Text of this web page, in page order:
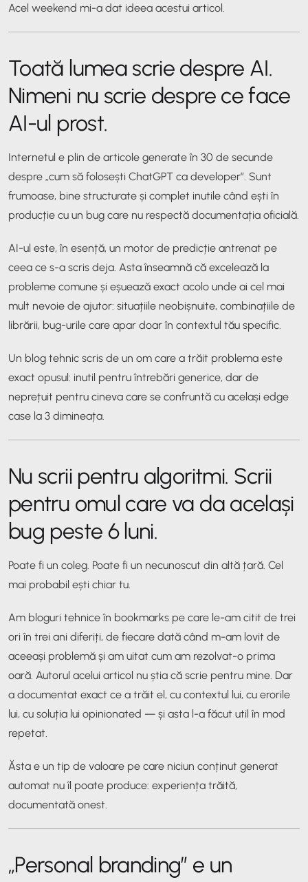
Acel weekend mi-a dat ideea acestui articol.
Toată lumea scrie despre AI.
Nimeni nu scrie despre ce face
AI-ul prost.
Internetul e plin de articole generate în 30 de secunde
despre „cum să folosești ChatGPT ca developer”. Sunt
frumoase, bine structurate și complet inutile când ești în
producție cu un bug care nu respectă documentația oficială.
AI-ul este, în esență, un motor de predicție antrenat pe
ceea ce s-a scris deja. Asta înseamnă că excelează la
probleme comune și eșuează exact acolo unde ai cel mai
mult nevoie de ajutor: situațiile neobișnuite, combinațiile de
librării, bug-urile care apar doar în contextul tău specific.
Un blog tehnic scris de un om care a trăit problema este
exact opusul: inutil pentru întrebări generice, dar de
neprețuit pentru cineva care se confruntă cu același edge
case la 3 dimineața.
Nu scrii pentru algoritmi. Scrii
pentru omul care va da același
bug peste 6 luni.
Poate fi un coleg. Poate fi un necunoscut din altă țară. Cel
mai probabil ești chiar tu.
Am bloguri tehnice în bookmarks pe care le-am citit de trei
ori în trei ani diferiți, de fiecare dată când m-am lovit de
aceeași problemă și am uitat cum am rezolvat-o prima
oară. Autorul acelui articol nu știa că scrie pentru mine. Dar
a documentat exact ce a trăit el, cu contextul lui, cu erorile
lui, cu soluția lui opinionated — și asta l-a făcut util în mod
repetat.
Ăsta e un tip de valoare pe care niciun conținut generat
automat nu îl poate produce: experiența trăită,
documentată onest.
„Personal branding” e un